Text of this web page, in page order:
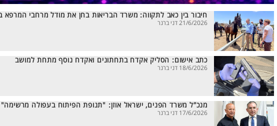
חיבור בין כאב לתקווה: משרד הבריאות בחן את מודל מרחבי המרפא
21/6/2026 דני ברנר
כתב אישום: הסליק אקדח בתחתונים ואקדח נוסף מתחת למושב
18/6/2026 דני ברנר
מנכ”ל משרד הפנים, ישראל אוזן: "תנופת הפיתוח בעפולה מרשימה"
17/6/2026 דני ברנר